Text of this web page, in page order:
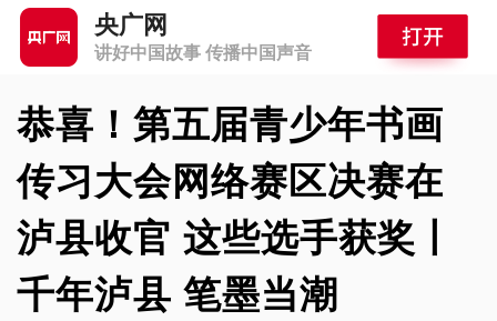
央广网
讲好中国故事 传播中国声音
恭喜！第五届青少年书画
传习大会网络赛区决赛在
泸县收官 这些选手获奖丨
千年泸县 笔墨当潮